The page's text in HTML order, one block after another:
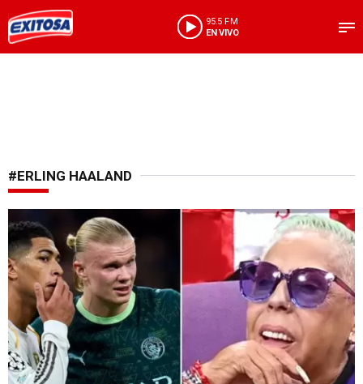
95.5 FM
EN VIVO
#ERLING HAALAND
Sin pelos en la lengua